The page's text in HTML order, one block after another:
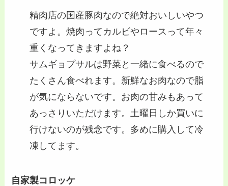
精肉店の国産豚肉なので絶対おいしいやつ
ですよ。焼肉ってカルビやロースって年々
重くなってきますよね？
サムギョプサルは野菜と一緒に食べるので
たくさん食べれます。新鮮なお肉なので脂
が気にならないです。お肉の甘みもあって
あっさりいただけます。土曜日しか買いに
行けないのが残念です。多めに購入して冷
凍してます。
自家製コロッケ